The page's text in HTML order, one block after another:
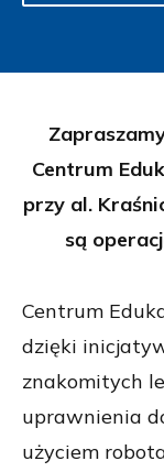
Centrum
przy al.
są
Centrum
dzięki
znakomitych
uprawnienia
użyciem